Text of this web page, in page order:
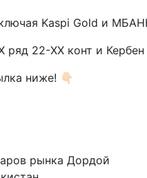
Kaspi Gold и
22-XX конт и Кербен
ниже! 👇🏻
рынка Дордой